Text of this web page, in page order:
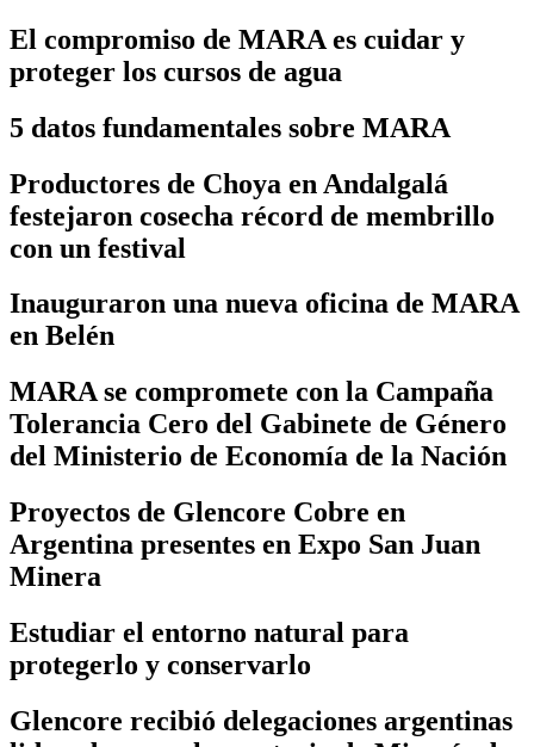
El compromiso de MARA es cuidar y
proteger los cursos de agua
5 datos fundamentales sobre MARA
Productores de Choya en Andalgalá
festejaron cosecha récord de membrillo
con un festival
Inauguraron una nueva oficina de MARA
en Belén
MARA se compromete con la Campaña
Tolerancia Cero del Gabinete de Género
del Ministerio de Economía de la Nación
Proyectos de Glencore Cobre en
Argentina presentes en Expo San Juan
Minera
Estudiar el entorno natural para
protegerlo y conservarlo
Glencore recibió delegaciones argentinas